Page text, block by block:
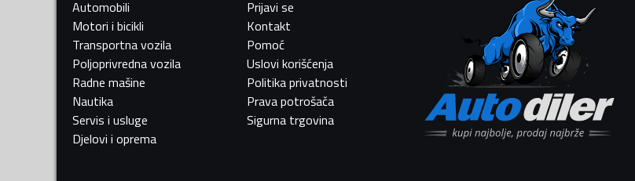
Automobili
Motori i bicikli
Transportna vozila
Poljoprivredna vozila
Radne mašine
Nautika
Servis i usluge
Djelovi i oprema
Prijavi se
Kontakt
Pomoć
Uslovi korišćenja
Politika privatnosti
Prava potrošača
Sigurna trgovina